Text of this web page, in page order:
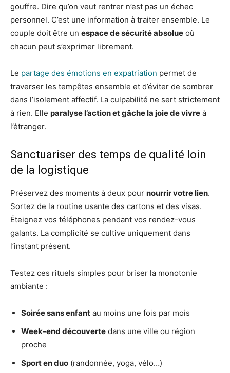
gouffre. Dire qu’on veut rentrer n’est pas un échec
personnel. C’est une information à traiter ensemble. Le
couple doit être un espace de sécurité absolue où
chacun peut s’exprimer librement.
Le partage des émotions en expatriation permet de
traverser les tempêtes ensemble et d’éviter de sombrer
dans l’isolement affectif. La culpabilité ne sert strictement
à rien. Elle paralyse l’action et gâche la joie de vivre à
l’étranger.
Sanctuariser des temps de qualité loin
de la logistique
Préservez des moments à deux pour nourrir votre lien.
Sortez de la routine usante des cartons et des visas.
Éteignez vos téléphones pendant vos rendez-vous
galants. La complicité se cultive uniquement dans
l’instant présent.
Testez ces rituels simples pour briser la monotonie
ambiante :
Soirée sans enfant au moins une fois par mois
Week-end découverte dans une ville ou région
proche
Sport en duo (randonnée, yoga, vélo…)